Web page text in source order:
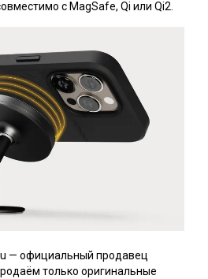
с MagSafe, Qi или Qi2.
— официальный продавец
только оригинальные